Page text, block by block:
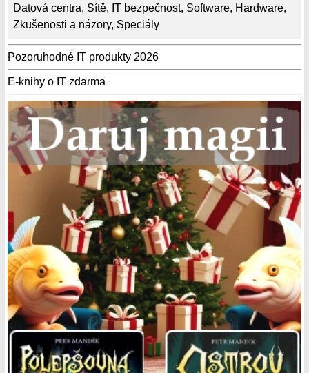
Datová centra, Sítě, IT bezpečnost, Software, Hardware,
Zkušenosti a názory, Speciály
Pozoruhodné IT produkty 2026
E-knihy o IT zdarma